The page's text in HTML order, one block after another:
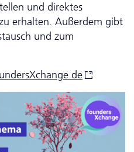
und direktes
erhalten. Außerdem gibt
und zum
de